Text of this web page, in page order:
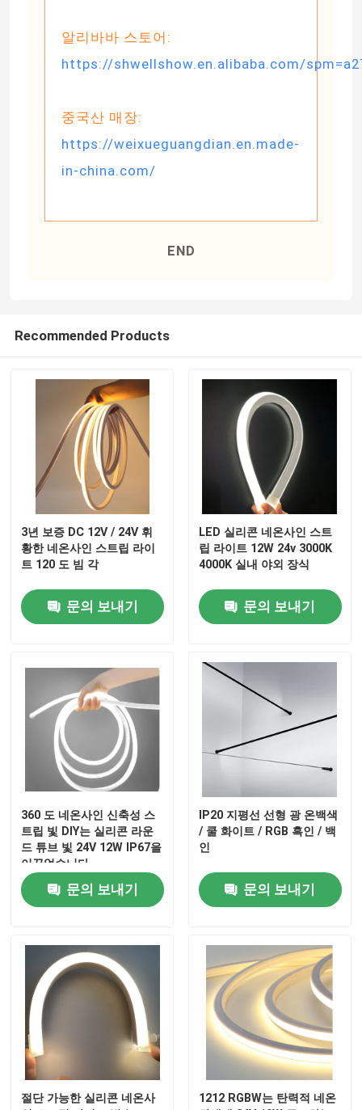
알리바바 스토어:
https://shwellshow.en.alibaba.com/
중국산 매장:
https://weixueguangdian.en.made-
in-china.com/
END
Recommended Products
3년 보증 DC 12V / 24V 휘
황한 네온사인 스트립 라이
트 120 도 빔 각
문의 보내기
LED 실리콘 네온사인 스트
립 라이트 12W 24v 3000K
4000K 실내 야외 장식
문의 보내기
360 도 네온사인 신축성 스
트립 빛 DIY는 실리콘 라운
드 튜브 빛 24V 12W IP67을
이끌었습니다
문의 보내기
IP20 지평선 선형 광 온백색
/ 쿨 화이트 / RGB 흑인 / 백
인
문의 보내기
절단 가능한 실리콘 네온사
1212 RGBW는 탄력적 네온